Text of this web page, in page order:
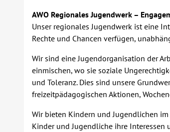
AWO Regionales Jugendwerk –
Unser regionales Jugendwerk ist eine
Rechte und Chancen verfügen,
Wir sind eine Jugendorganisation der
einmischen, wo sie soziale
und Toleranz. Dies sind unsere
freizeitpädagogischen Aktionen,
Wir bieten Kindern und Jugendlichen
Kinder und Jugendliche ihre Interessen